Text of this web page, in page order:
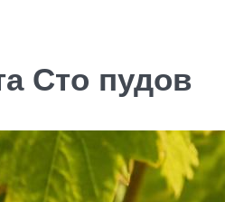
Сто пудов